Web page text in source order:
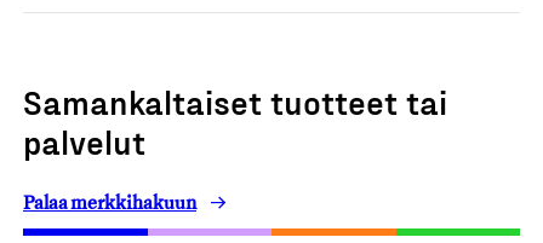
Samankaltaiset tuotteet tai
palvelut
Palaa merkkihakuun